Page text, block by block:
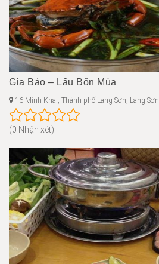
Gia Bảo – Lẩu Bốn Mùa
16 Minh Khai, Thành phố Lạng Sơn, Lạng Sơn
(0 Nhận xét)